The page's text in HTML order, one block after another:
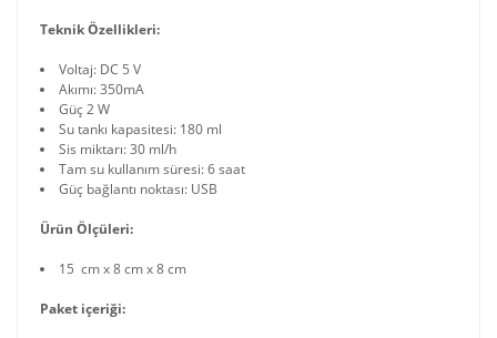
Teknik Özellikleri:
Voltaj: DC 5 V
Akımı: 350mA
Güç 2 W
Su tankı kapasitesi: 180 ml
Sis miktarı: 30 ml/h
Tam su kullanım süresi: 6 saat
Güç bağlantı noktası: USB
Ürün Ölçüleri:
15 cm x 8 cm x 8 cm
Paket içeriği: